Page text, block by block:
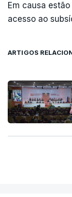
Em causa
acesso ao
ARTIGOS